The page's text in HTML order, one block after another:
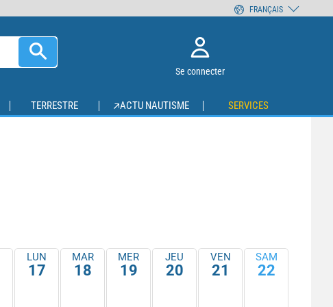
Se connecter
TERRESTRE ACTU NAUTISME SERVICES
LUN
17
MAR
18
MER
19
JEU
20
VEN
21
SAM
22
FRANÇAIS